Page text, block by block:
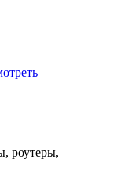
роутеры,